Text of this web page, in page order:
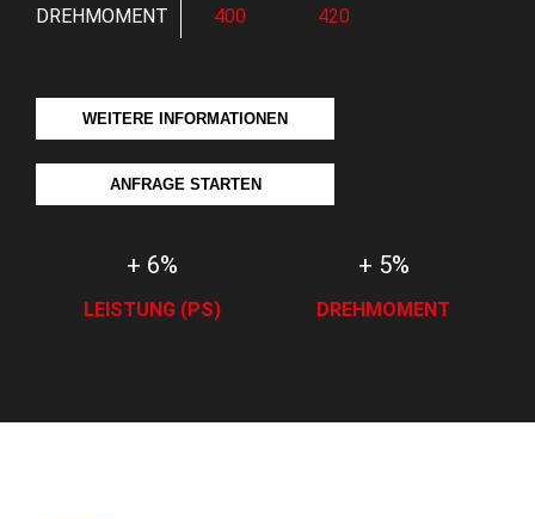
DREHMOMENT
400 420
WEITERE INFORMATIONEN
ANFRAGE STARTEN
+ 6%
LEISTUNG (PS)
+ 5%
DREHMOMENT